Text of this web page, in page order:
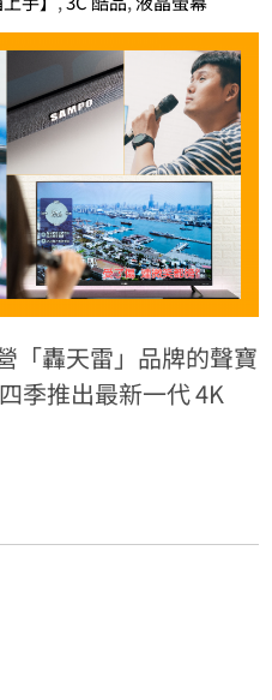
「轟天雷」品牌的聲寶
季推出最新一代 4K